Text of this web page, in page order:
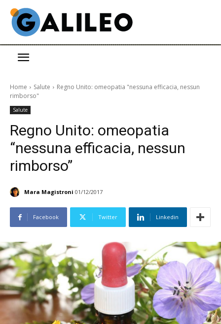
Home Salute
Regno Unito: omeopatia "nessuna efficacia, nessun
rimborso"
Salute
Regno Unito: omeopatia
“nessuna efficacia, nessun
rimborso”
Mara Magistroni 01/12/2017
Facebook Twitter Linkedin